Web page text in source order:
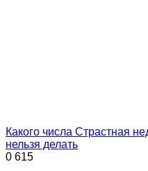
Какого числа Страстная
нельзя делать
0 615